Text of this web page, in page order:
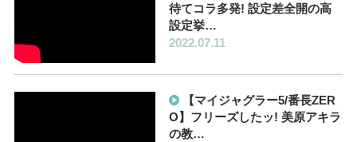
待てコラ多発! 設定差全開の高
設定挙…
2022.07.11
【マイジャグラー5/番長ZER
O】フリーズしたッ! 美原アキラ
の教…